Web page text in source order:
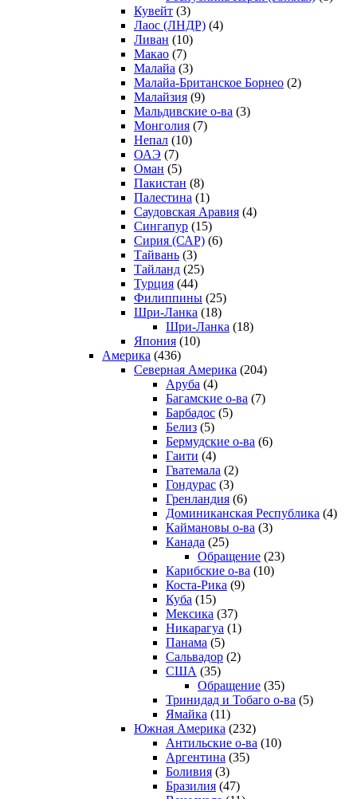
Кувейт (3)
Лаос (ЛНДР) (4)
Ливан (10)
Макао (7)
Малайа (3)
Малайа-Британское Борнео (2)
Малайзия (9)
Мальдивские о-ва (3)
Монголия (7)
Непал (10)
ОАЭ (7)
Оман (5)
Пакистан (8)
Палестина (1)
Саудовская Аравия (4)
Сингапур (15)
Сирия (САР) (6)
Тайвань (3)
Тайланд (25)
Турция (44)
Филиппины (25)
Шри-Ланка (18)
Шри-Ланка (18)
Япония (10)
Америка (436)
Северная Америка (204)
Аруба (4)
Багамские о-ва (7)
Барбадос (5)
Белиз (5)
Бермудские о-ва (6)
Гаити (4)
Гватемала (2)
Гондурас (3)
Гренландия (6)
Доминиканская Республика (4)
Каймановы о-ва (3)
Канада (25)
Обращение (23)
Карибские о-ва (10)
Коста-Рика (9)
Куба (15)
Мексика (37)
Никарагуа (1)
Панама (5)
Сальвадор (2)
США (35)
Обращение (35)
Тринидад и Тобаго о-ва (5)
Ямайка (11)
Южная Америка (232)
Антильские о-ва (10)
Аргентина (35)
Боливия (3)
Бразилия (47)